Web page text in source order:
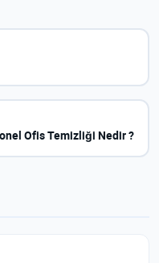
Ofis Temizliği Nedir ?